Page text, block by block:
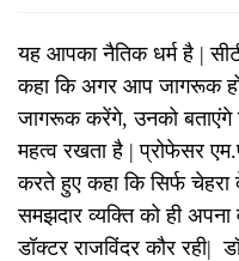
यह आपका नैतिक धर्म है |
कहा कि अगर आप जागरूक
जागरूक करेंगे, उनको बताएंगे
महत्व रखता है | प्रोफेसर
करते हुए कहा कि सिर्फ
समझदार व्यक्ति को ही
डॉक्टर राजविंदर कौर रही|